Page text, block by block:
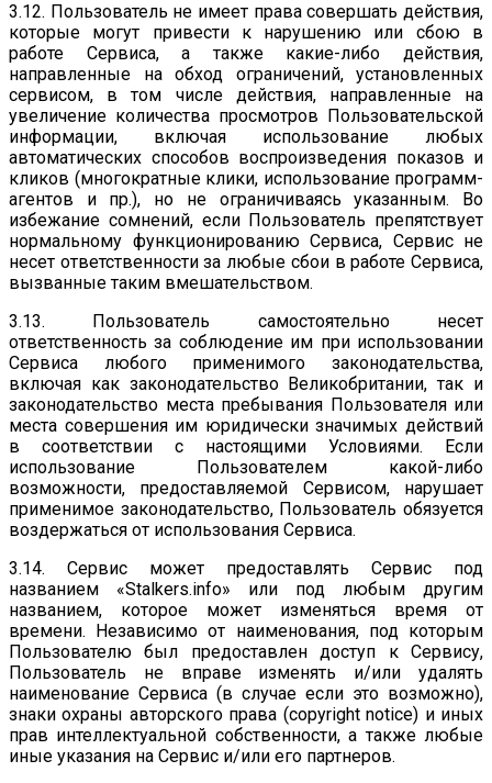
3.12. Пользователь не имеет права совершать действия,
которые могут привести к нарушению или сбою в
работе Сервиса, а также какие-либо действия,
направленные на обход ограничений, установленных
сервисом, в том числе действия, направленные на
увеличение количества просмотров Пользовательской
информации, включая использование любых
автоматических способов воспроизведения показов и
кликов (многократные клики, использование программ-
агентов и пр.), но не ограничиваясь указанным. Во
избежание сомнений, если Пользователь препятствует
нормальному функционированию Сервиса, Сервис не
несет ответственности за любые сбои в работе Сервиса,
вызванные таким вмешательством.
3.13. Пользователь самостоятельно несет
ответственность за соблюдение им при использовании
Сервиса любого применимого законодательства,
включая как законодательство Великобритании, так и
законодательство места пребывания Пользователя или
места совершения им юридически значимых действий
в соответствии с настоящими Условиями. Если
использование Пользователем какой-либо
возможности, предоставляемой Сервисом, нарушает
применимое законодательство, Пользователь обязуется
воздержаться от использования Сервиса.
3.14. Сервис может предоставлять Сервис под
названием «Stalkers.info» или под любым другим
названием, которое может изменяться время от
времени. Независимо от наименования, под которым
Пользователю был предоставлен доступ к Сервису,
Пользователь не вправе изменять и/или удалять
наименование Сервиса (в случае если это возможно),
знаки охраны авторского права (copyright notice) и иных
прав интеллектуальной собственности, а также любые
иные указания на Сервис и/или его партнеров.